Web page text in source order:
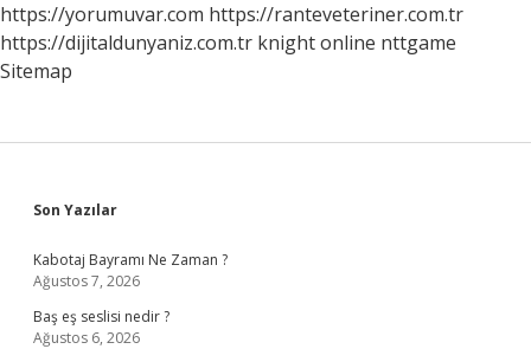
https://yorumuvar.com https://ranteveteriner.com.tr
https://dijitaldunyaniz.com.tr knight online nttgame
Sitemap
Sidebar
Son Yazılar
Kabotaj Bayramı Ne Zaman ?
Ağustos 7, 2026
Baş eş seslisi nedir ?
Ağustos 6, 2026